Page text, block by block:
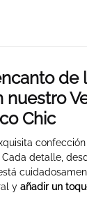
de
nuestro
Chic
Cada detalle,
y añadir un